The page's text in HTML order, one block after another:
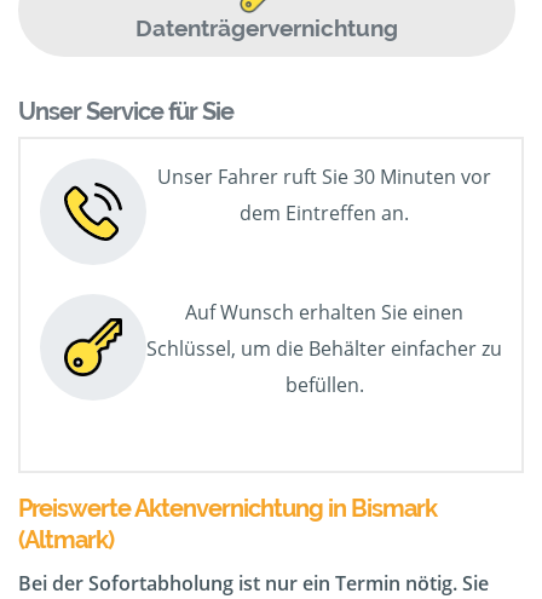
Datenträgervernichtung
Unser Service für Sie
Unser Fahrer ruft Sie 30 Minuten vor
dem Eintreffen an.
Auf Wunsch erhalten Sie einen
Schlüssel, um die Behälter einfacher zu
befüllen.
Preiswerte Aktenvernichtung in Bismark
(Altmark)
Bei der Sofortabholung ist nur ein Termin nötig. Sie